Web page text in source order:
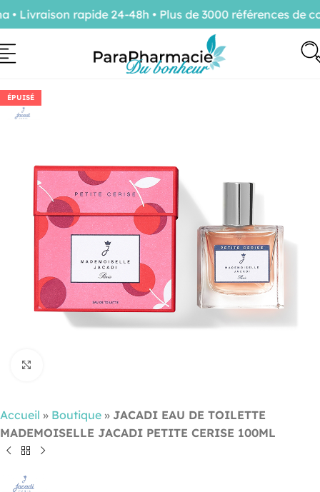
ÉPUISÉ
Accueil » Boutique » JACADI EAU DE TOILETTE
MADEMOISELLE JACADI PETITE CERISE 100ML
rapide 24-48h • Plus de 3000 références de